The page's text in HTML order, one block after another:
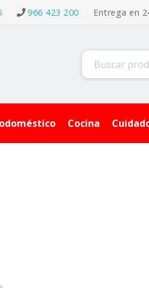
966 423 200 Entrega en
Cocina